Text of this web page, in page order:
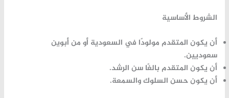
الشروط الأساسية
أن يكون المتقدم مولودًا في السعودية أو من أبوين
سعوديين.
أن يكون المتقدم بالغًا سن الرشد.
أن يكون حسن السلوك والسمعة.